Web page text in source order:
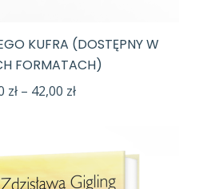
KUFRA (DOSTĘPNY W
FORMATACH)
zł – 42,00 złZakres
31,50 zł
do